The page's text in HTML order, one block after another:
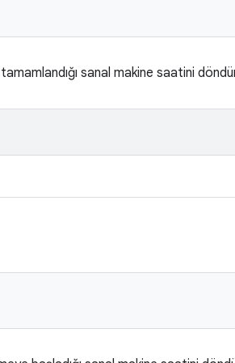
sanal makine saatini